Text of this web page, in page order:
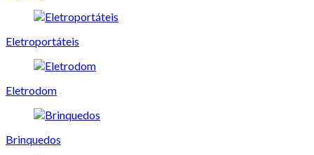
Eletroportáteis
Eletrodom
Brinquedos